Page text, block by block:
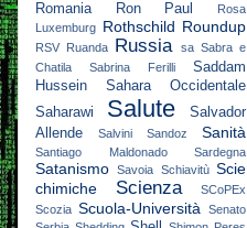
Romania
Ron Paul
Rosa
Luxemburg Rothschild Roundup
RSV Ruanda Russia sa Sabra e
Chatila
Sabrina Ferilli
Saddam
Hussein
Sahara Occidentale
Saharawi
Salute
Salvador
Allende
Salvini Sandoz Sanità
Santiago Maldonado Sardegna
Satanismo Savoia Schiavitù Scie
chimiche
Scienza
SCoPEx
Scozia Scuola-Università
Senato